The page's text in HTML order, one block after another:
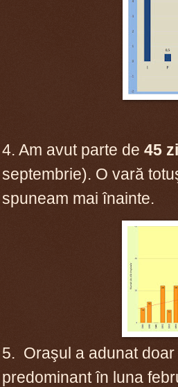
4. Am avut parte de 45
septembrie). O vară
spuneam mai înainte.
5. Oraşul a adunat doar
predominant în luna